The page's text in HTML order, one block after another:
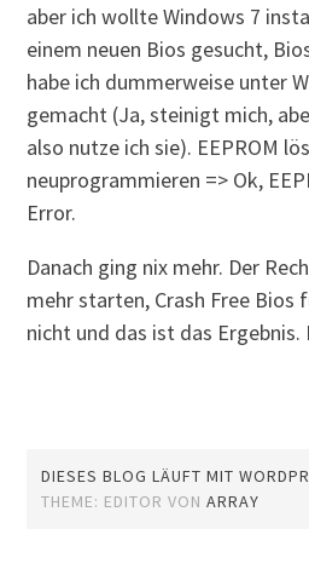
aber ich wollte Windows 7
einem neuen Bios gesucht,
habe ich dummerweise unter
gemacht (Ja, steinigt mich,
also nutze ich sie). EEPROM
neuprogrammieren => Ok,
Error.
Danach ging nix mehr. Der
mehr starten, Crash Free Bios
nicht und das ist das Ergebnis.
DIESES BLOG LÄUFT MIT
THEME: EDITOR VONARRAY